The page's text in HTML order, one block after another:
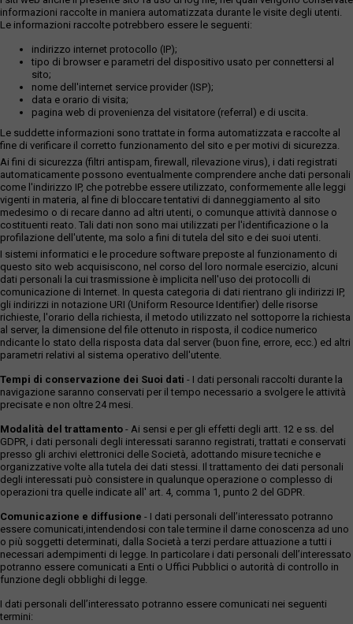
informazioni raccolte in maniera automatizzata durante le visite degli utenti.
Le informazioni raccolte potrebbero essere le seguenti:
indirizzo internet protocollo (IP);
tipo di browser e parametri del dispositivo usato per connettersi al
sito;
nome dell'internet service provider (ISP);
data e orario di visita;
pagina web di provenienza del visitatore (referral) e di uscita.
Le suddette informazioni sono trattate in forma automatizzata e raccolte al
fine di verificare il corretto funzionamento del sito e per motivi di sicurezza.
Ai fini di sicurezza (filtri antispam, firewall, rilevazione virus), i dati registrati
automaticamente possono eventualmente comprendere anche dati personali
come l'indirizzo IP, che potrebbe essere utilizzato, conformemente alle leggi
vigenti in materia, al fine di bloccare tentativi di danneggiamento al sito
medesimo o di recare danno ad altri utenti, o comunque attività dannose o
costituenti reato. Tali dati non sono mai utilizzati per l'identificazione o la
profilazione dell'utente, ma solo a fini di tutela del sito e dei suoi utenti.
I sistemi informatici e le procedure software preposte al funzionamento di
questo sito web acquisiscono, nel corso del loro normale esercizio, alcuni
dati personali la cui trasmissione è implicita nell'uso dei protocolli di
comunicazione di Internet. In questa categoria di dati rientrano gli indirizzi IP,
gli indirizzi in notazione URI (Uniform Resource Identifier) delle risorse
richieste, l'orario della richiesta, il metodo utilizzato nel sottoporre la richiesta
al server, la dimensione del file ottenuto in risposta, il codice numerico
ndicante lo stato della risposta data dal server (buon fine, errore, ecc.) ed altri
parametri relativi al sistema operativo dell'utente.
Tempi di conservazione dei Suoi dati - I dati personali raccolti durante la
navigazione saranno conservati per il tempo necessario a svolgere le attività
precisate e non oltre 24 mesi.
Modalità del trattamento - Ai sensi e per gli effetti degli artt. 12 e ss. del
GDPR, i dati personali degli interessati saranno registrati, trattati e conservati
presso gli archivi elettronici delle Società, adottando misure tecniche e
organizzative volte alla tutela dei dati stessi. Il trattamento dei dati personali
degli interessati può consistere in qualunque operazione o complesso di
operazioni tra quelle indicate all' art. 4, comma 1, punto 2 del GDPR.
Comunicazione e diffusione - I dati personali dell’interessato potranno
essere comunicati,intendendosi con tale termine il darne conoscenza ad uno
o più soggetti determinati, dalla Società a terzi perdare attuazione a tutti i
necessari adempimenti di legge. In particolare i dati personali dell’interessato
potranno essere comunicati a Enti o Uffici Pubblici o autorità di controllo in
funzione degli obblighi di legge.
I dati personali dell’interessato potranno essere comunicati nei seguenti
termini: